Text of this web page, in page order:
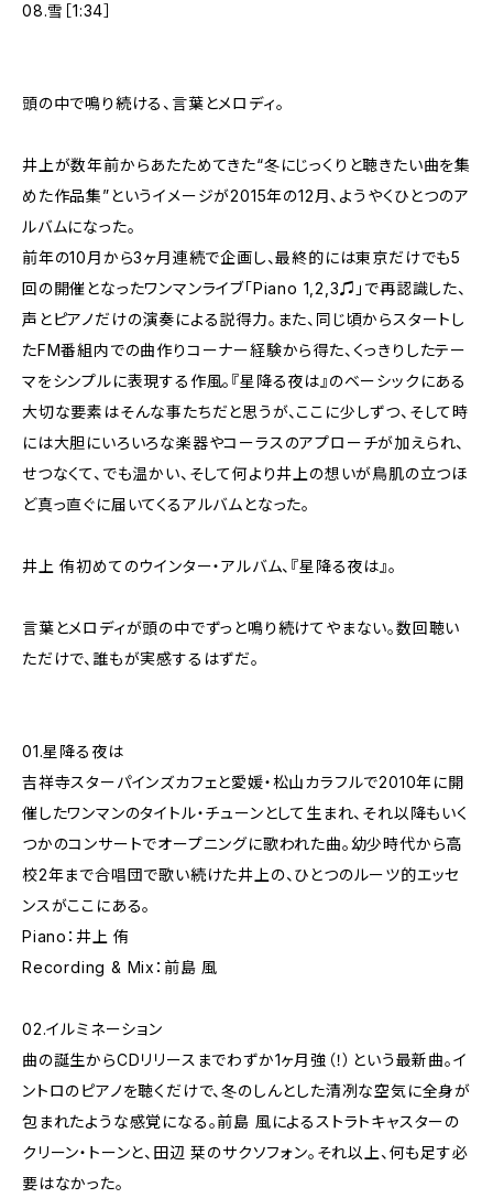
08.雪［1:34］
頭の中で鳴り続ける、言葉とメロディ。
井上が数年前からあたためてきた“冬にじっくりと聴きたい曲を集
めた作品集”というイメージが2015年の12月、ようやくひとつのア
ルバムになった。
前年の10月から3ヶ月連続で企画し、最終的には東京だけでも5
回の開催となったワンマンライブ「Piano 1,2,3♫」で再認識した、
声とピアノだけの演奏による説得力。また、同じ頃からスタートし
たFM番組内での曲作りコーナー経験から得た、くっきりしたテー
マをシンプルに表現する作風。『星降る夜は』のベーシックにある
大切な要素はそんな事たちだと思うが、ここに少しずつ、そして時
には大胆にいろいろな楽器やコーラスのアプローチが加えられ、
せつなくて、でも温かい、そして何より井上の想いが鳥肌の立つほ
ど真っ直ぐに届いてくるアルバムとなった。
井上 侑初めてのウインター・アルバム、『星降る夜は』。
言葉とメロディが頭の中でずっと鳴り続けてやまない。数回聴い
ただけで、誰もが実感するはずだ。
01.星降る夜は
吉祥寺スターパインズカフェと愛媛・松山カラフルで2010年に開
催したワンマンのタイトル・チューンとして生まれ、それ以降もいく
つかのコンサートでオープニングに歌われた曲。幼少時代から高
校2年まで合唱団で歌い続けた井上の、ひとつのルーツ的エッセ
ンスがここにある。
Piano：井上 侑
Recording & Mix：前島 風
02.イルミネーション
曲の誕生からCDリリースまでわずか1ヶ月強（！）という最新曲。イ
ントロのピアノを聴くだけで、冬のしんとした清冽な空気に全身が
包まれたような感覚になる。前島 風によるストラトキャスターの
クリーン・トーンと、田辺 栞のサクソフォン。それ以上、何も足す必
要はなかった。